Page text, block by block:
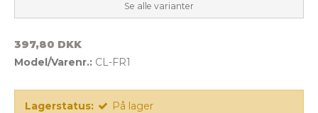
Se alle varianter
397,80 DKK
Model/Varenr.: CL-FR1
Lagerstatus: På lager